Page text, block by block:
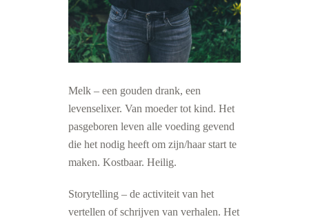
Melk – een gouden drank, een
levenselixer. Van moeder tot kind. Het
pasgeboren leven alle voeding gevend
die het nodig heeft om zijn/haar start te
maken. Kostbaar. Heilig.
Storytelling – de activiteit van het
vertellen of schrijven van verhalen. Het